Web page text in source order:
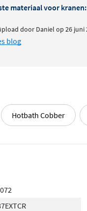
materiaal voor kranen:
door Daniel op 26 juni
blog
Hotbath Cobber